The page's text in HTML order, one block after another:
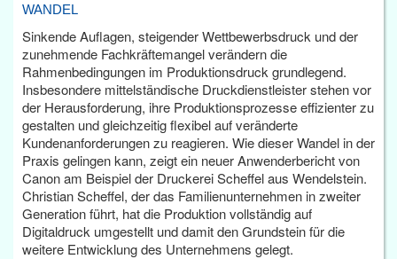
WANDEL
Sinkende Auflagen, steigender Wettbewerbsdruck und der
zunehmende Fachkräftemangel verändern die
Rahmenbedingungen im Produktionsdruck grundlegend.
Insbesondere mittelständische Druckdienstleister stehen vor
der Herausforderung, ihre Produktionsprozesse effizienter zu
gestalten und gleichzeitig flexibel auf veränderte
Kundenanforderungen zu reagieren. Wie dieser Wandel in der
Praxis gelingen kann, zeigt ein neuer Anwenderbericht von
Canon am Beispiel der Druckerei Scheffel aus Wendelstein.
Christian Scheffel, der das Familienunternehmen in zweiter
Generation führt, hat die Produktion vollständig auf
Digitaldruck umgestellt und damit den Grundstein für die
weitere Entwicklung des Unternehmens gelegt.